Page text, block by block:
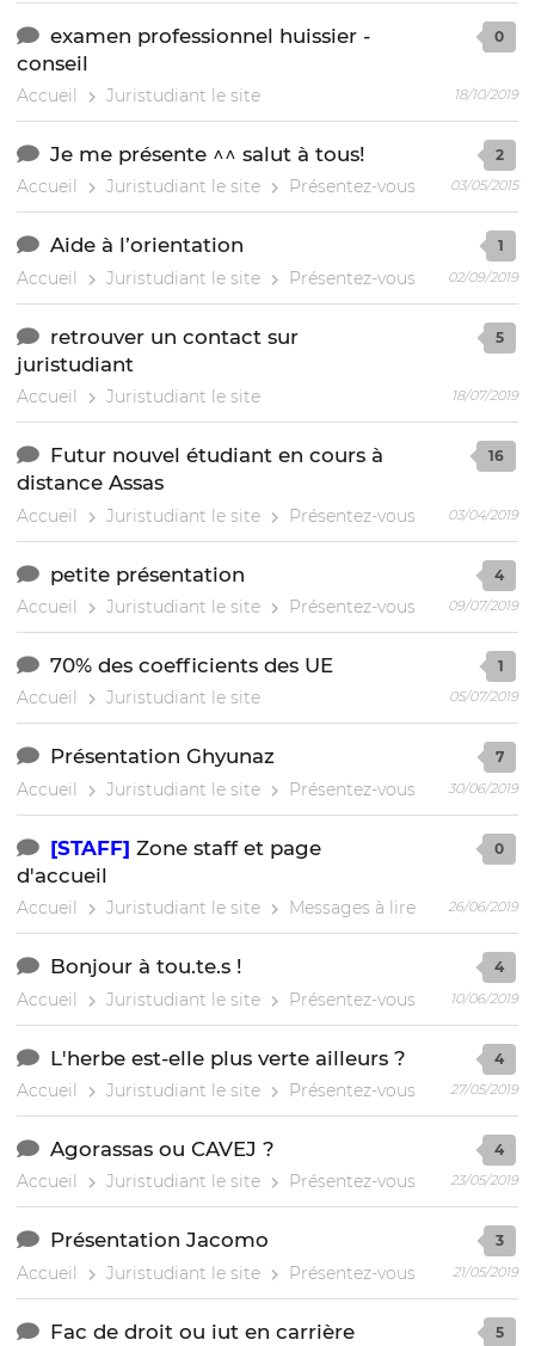
examen professionnel huissier -
conseil
Accueil Juristudiant le site
0
18/10/2019
Je me présente ^^ salut à tous!
Accueil Juristudiant le site Présentez-vous
2
03/05/2015
Aide à l’orientation
Accueil Juristudiant le site Présentez-vous
1
02/09/2019
retrouver un contact sur
juristudiant
Accueil Juristudiant le site
5
18/07/2019
Futur nouvel étudiant en cours à
distance Assas
Accueil Juristudiant le site Présentez-vous
16
03/04/2019
petite présentation
Accueil Juristudiant le site Présentez-vous
4
09/07/2019
70% des coefficients des UE
Accueil Juristudiant le site
1
05/07/2019
Présentation Ghyunaz
Accueil Juristudiant le site Présentez-vous
7
30/06/2019
[STAFF] Zone staff et page
d'accueil
Accueil Juristudiant le site Messages à lire
0
26/06/2019
Bonjour à tou.te.s !
Accueil Juristudiant le site Présentez-vous
4
10/06/2019
L'herbe est-elle plus verte ailleurs ?
Accueil Juristudiant le site Présentez-vous
4
27/05/2019
Agorassas ou CAVEJ ?
Accueil Juristudiant le site Présentez-vous
4
23/05/2019
Présentation Jacomo
Accueil Juristudiant le site Présentez-vous
3
21/05/2019
Fac de droit ou iut en carrière 5